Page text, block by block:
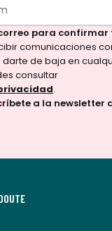
para confirmar
comunicaciones
darte de baja en
consultar
.
a la newsletter